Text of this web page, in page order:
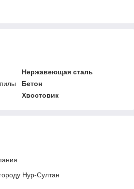
Нержавеющая сталь
Бетон
Хвостовик
Нур-Султан